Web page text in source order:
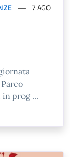
7 AGO
in prog ...